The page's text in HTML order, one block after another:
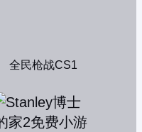
全民枪战CS1